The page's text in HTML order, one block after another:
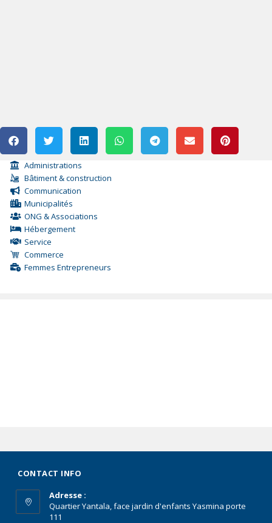
Administrations
Bâtiment & construction
Communication
Municipalités
ONG & Associations
Hébergement
Service
Commerce
Femmes Entrepreneurs
CONTACT INFO
Adresse :
Quartier Yantala, face jardin d'enfants Yasmina porte
111